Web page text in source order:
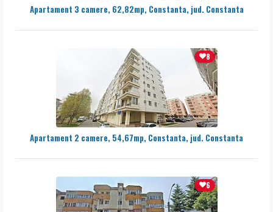
Apartament 3 camere, 62,82mp, Constanta, jud. Constanta
8
Apartament 2 camere, 54,67mp, Constanta, jud. Constanta
6